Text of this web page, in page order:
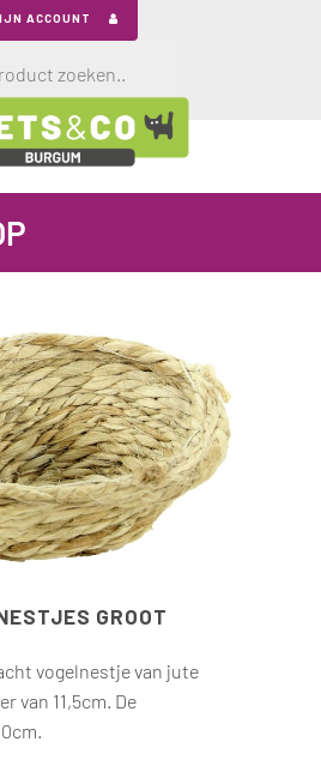
ACCOUNT
GROOT
vogelnestje van jute
van 11,5cm. De